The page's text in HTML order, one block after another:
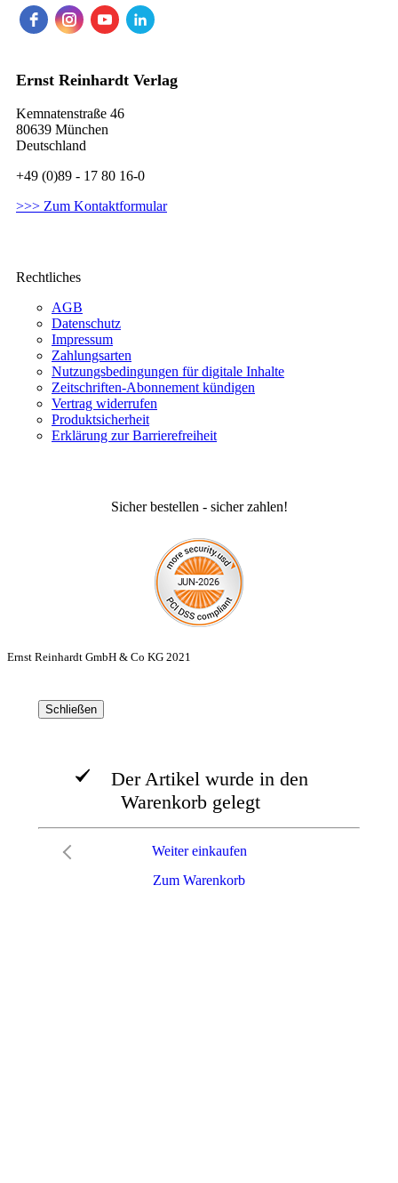
Ernst Reinhardt Verlag
Kemnatenstraße 46
80639 München
Deutschland
+49 (0)89 - 17 80 16-0
>>> Zum Kontaktformular
Rechtliches
AGB
Datenschutz
Impressum
Zahlungsarten
Nutzungsbedingungen für digitale Inhalte
Zeitschriften-Abonnement kündigen
Vertrag widerrufen
Produktsicherheit
Erklärung zur Barrierefreiheit
Sicher bestellen - sicher zahlen!
Ernst Reinhardt GmbH & Co KG 2021
Schließen
Der Artikel wurde in den
Warenkorb gelegt
Zum Warenkorb
Weiter einkaufen